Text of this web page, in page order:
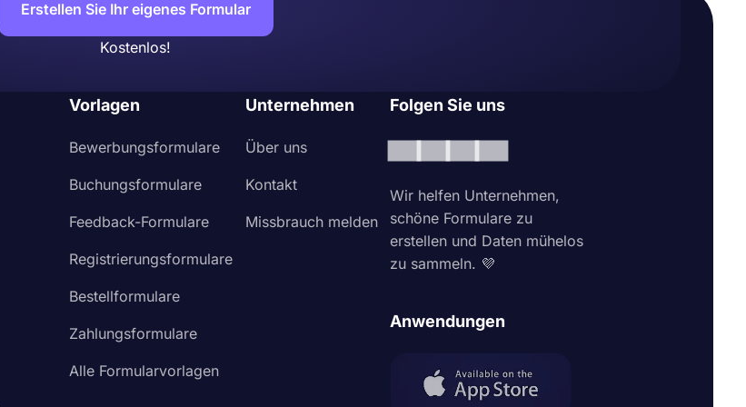
Erstellen Sie Ihr eigenes Formular
Kostenlos!
Vorlagen
Bewerbungsformulare
Buchungsformulare
Feedback-Formulare
Registrierungsformulare
Bestellformulare
Zahlungsformulare
Alle Formularvorlagen
Unternehmen
Über uns
Kontakt
Missbrauch melden
Folgen Sie uns
Wir helfen Unternehmen,
schöne Formulare zu
erstellen und Daten mühelos
zu sammeln. 💜
Anwendungen